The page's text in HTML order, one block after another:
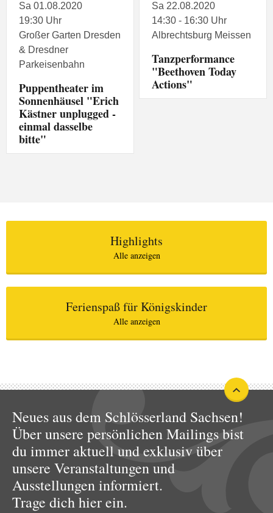
Sa 01.08.2020
19:30 Uhr
Großer Garten Dresden
& Dresdner
Parkeisenbahn
Puppentheater im
Sonnenhäusel "Erich
Kästner unplugged -
einmal dasselbe
bitte"
Sa 22.08.2020
14:30 - 16:30 Uhr
Albrechtsburg Meissen
Tanzperformance
"Beethoven Today
Actions"
Highlights
Alle anzeigen
Ferienspaß für Königskinder
Alle anzeigen
Neues aus dem Schlösserland Sachsen!
Über unsere persönlichen Mailings bist
du immer aktuell und exklusiv über
unsere Veranstaltungen und
Ausstellungen informiert.
Trage dich hier ein.